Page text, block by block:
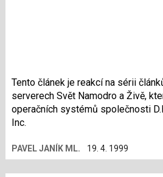
Tento článek je reakcí na sérii
serverech Svět Namodro a Živě,
operačních systémů společnosti
Inc.
PAVEL JANÍK ML. 19. 4. 1999